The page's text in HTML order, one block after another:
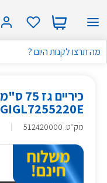
GIGL7255220E גרונדיג שחור
מק״ט:
512420000